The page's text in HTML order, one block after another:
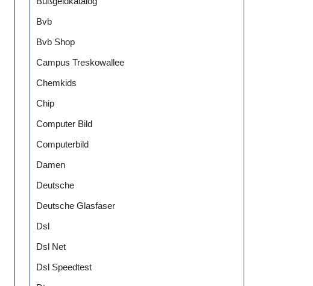
Bvb
Bvb Shop
Campus Treskowallee
Chemkids
Chip
Computer Bild
Computerbild
Damen
Deutsche
Deutsche Glasfaser
Dsl
Dsl Net
Dsl Speedtest